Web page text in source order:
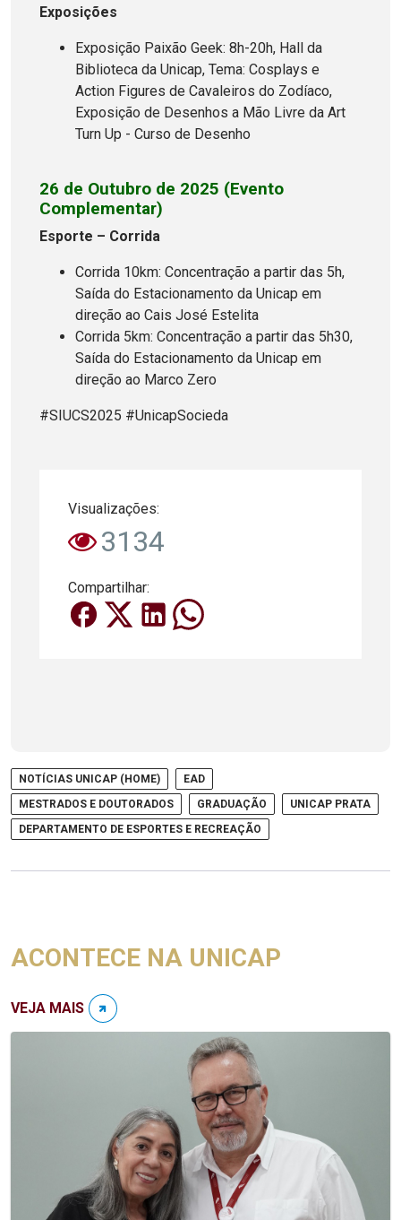
Exposições
Exposição Paixão Geek: 8h-20h, Hall da
Biblioteca da Unicap, Tema: Cosplays e
Action Figures de Cavaleiros do Zodíaco,
Exposição de Desenhos a Mão Livre da Art
Turn Up - Curso de Desenho
26 de Outubro de 2025 (Evento
Complementar)
Esporte – Corrida
Corrida 10km: Concentração a partir das 5h,
Saída do Estacionamento da Unicap em
direção ao Cais José Estelita
Corrida 5km: Concentração a partir das 5h30,
Saída do Estacionamento da Unicap em
direção ao Marco Zero
#SIUCS2025 #UnicapSocieda
Visualizações:
3134
Compartilhar:
NOTÍCIAS UNICAP (HOME)
EAD
MESTRADOS E DOUTORADOS
GRADUAÇÃO
UNICAP PRATA
DEPARTAMENTO DE ESPORTES E RECREAÇÃO
ACONTECE NA UNICAP
VEJA MAIS